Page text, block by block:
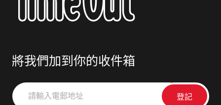
將我們加到你的收件箱
請
輸